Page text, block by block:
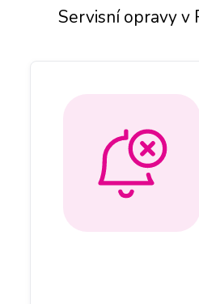
Servisní opravy v